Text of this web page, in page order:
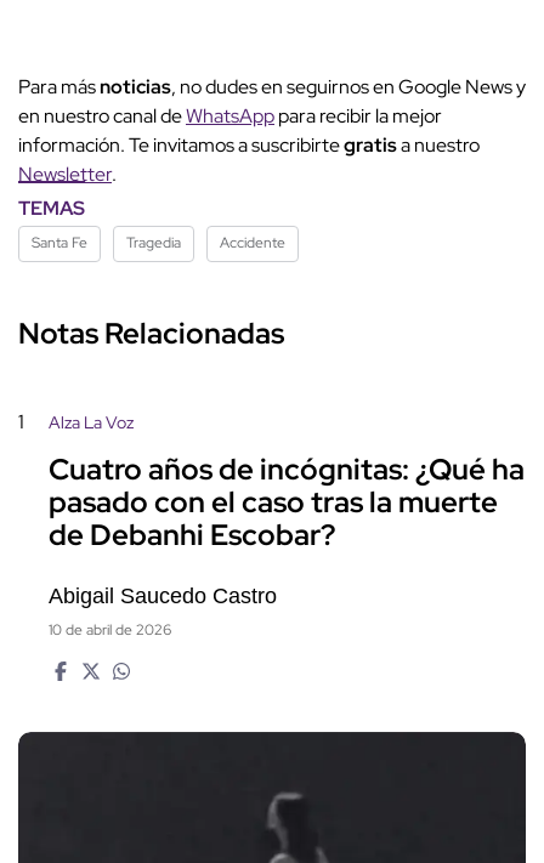
Para másnoticias, no dudes en seguirnos en Google News y
en nuestro canal deWhatsApppara recibir la mejor
información. Te invitamos a suscribirtegratisa nuestro
Newsletter.
TEMAS
Santa Fe Tragedia Accidente
Notas Relacionadas
1 Alza La Voz
Cuatro años de incógnitas: ¿Qué ha
pasado con el caso tras la muerte
de Debanhi Escobar?
Abigail Saucedo Castro
10 de abril de 2026